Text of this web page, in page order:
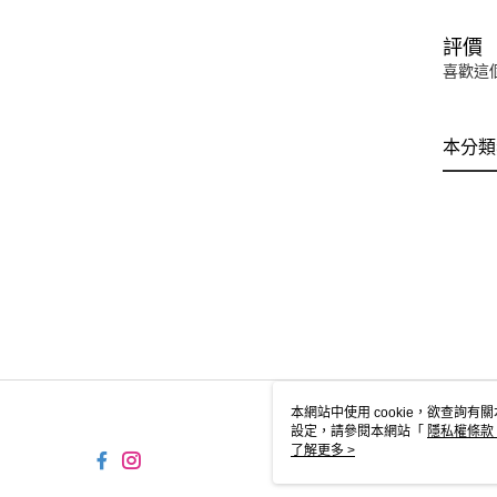
評價
喜歡這
本分
本網站中使用 cookie，欲查詢有
設定，請參閱本網站「 隱私權條款
使用 cookie。
了解更多 >